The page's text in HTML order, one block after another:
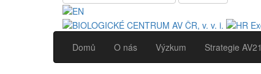
Domů O nás Výzkum Strategie AV21